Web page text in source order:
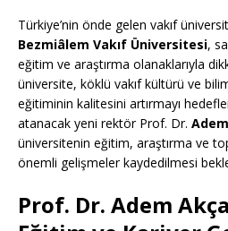
Türkiye’nin önde gelen vakıf
Bezmiâlem Vakıf Üniversitesi,
eğitim ve araştırma olanaklarıyla
üniversite, köklü vakıf kültürü ve
eğitiminin kalitesini artırmayı
atanacak yeni rektör Prof. Dr.
üniversitenin eğitim, araştırma ve
önemli gelişmeler kaydedilmesi
Prof. Dr. Adem